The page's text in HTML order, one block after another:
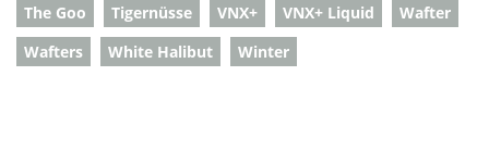
The Goo
Tigernüsse VNX+ VNX+ Liquid
Wafter
Wafters
White Halibut Winter